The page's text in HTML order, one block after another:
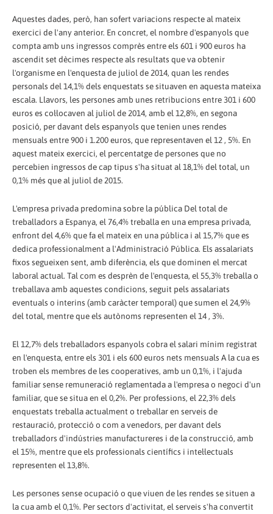
Aquestes dades, però, han sofert variacions respecte al mateix
exercici de l'any anterior. En concret, el nombre d'espanyols que
compta amb uns ingressos comprès entre els 601 i 900 euros ha
ascendit set dècimes respecte als resultats que va obtenir
l'organisme en l'enquesta de juliol de 2014, quan les rendes
personals del 14,1% dels enquestats se situaven en aquesta mateixa
escala. Llavors, les persones amb unes retribucions entre 301 i 600
euros es col·locaven al juliol de 2014, amb el 12,8%, en segona
posició, per davant dels espanyols que tenien unes rendes
mensuals entre 900 i 1.200 euros, que representaven el 12 , 5%. En
aquest mateix exercici, el percentatge de persones que no
percebien ingressos de cap tipus s'ha situat al 18,1% del total, un
0,1% més que al juliol de 2015.
L'empresa privada predomina sobre la pública Del total de
treballadors a Espanya, el 76,4% treballa en una empresa privada,
enfront del 4,6% que fa el mateix en una pública i al 15,7% que es
dedica professionalment a l'Administració Pública. Els assalariats
fixos segueixen sent, amb diferència, els que dominen el mercat
laboral actual. Tal com es desprèn de l'enquesta, el 55,3% treballa o
treballava amb aquestes condicions, seguit pels assalariats
eventuals o interins (amb caràcter temporal) que sumen el 24,9%
del total, mentre que els autònoms representen el 14 , 3%.
El 12,7% dels treballadors espanyols cobra el salari mínim registrat
en l'enquesta, entre els 301 i els 600 euros nets mensuals A la cua es
troben els membres de les cooperatives, amb un 0,1%, i l'ajuda
familiar sense remuneració reglamentada a l'empresa o negoci d'un
familiar, que se situa en el 0,2%. Per professions, el 22,3% dels
enquestats treballa actualment o treballar en serveis de
restauració, protecció o com a venedors, per davant dels
treballadors d'indústries manufactureres i de la construcció, amb
el 15%, mentre que els professionals científics i intel·lectuals
representen el 13,8%.
Les persones sense ocupació o que viuen de les rendes se situen a
la cua amb el 0,1%. Per sectors d'activitat, el serveis s'ha convertit